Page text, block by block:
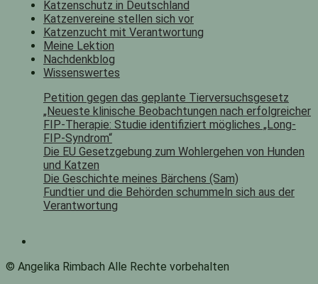
Katzenschutz in Deutschland
Katzenvereine stellen sich vor
Katzenzucht mit Verantwortung
Meine Lektion
Nachdenkblog
Wissenswertes
Petition gegen das geplante Tierversuchsgesetz
„Neueste klinische Beobachtungen nach erfolgreicher
FIP-Therapie: Studie identifiziert mögliches „Long-
FIP-Syndrom“
Die EU Gesetzgebung zum Wohlergehen von Hunden
und Katzen
Die Geschichte meines Bärchens (Sam)
Fundtier und die Behörden schummeln sich aus der
Verantwortung
© Angelika Rimbach Alle Rechte vorbehalten